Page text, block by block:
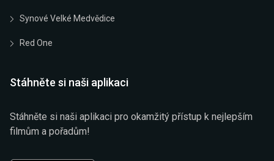
Synové Velké Medvědice
Red One
Stáhněte si naši aplikaci
Stáhněte si naši aplikaci pro okamžitý přístup k nejlepším
filmům a pořadům!